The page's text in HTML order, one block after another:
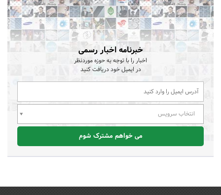
خبرنامه اخبار رسمی
اخبار را با توجه به حوزه موردنظر
در ایمیل خود دریافت کنید
انتخاب سرویس
می خواهم مشترک شوم